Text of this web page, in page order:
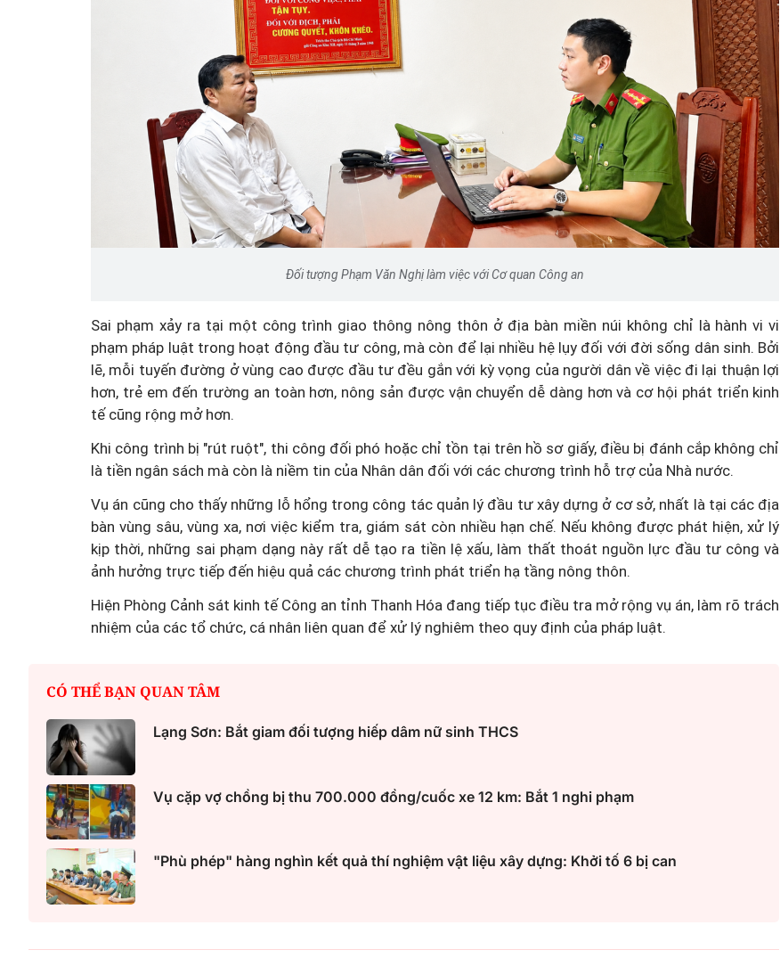
Đối tượng Phạm Văn Nghị làm việc với Cơ quan Công an
Sai phạm xảy ra tại một công trình giao thông nông thôn ở địa bàn miền núi không chỉ là hành vi vi
phạm pháp luật trong hoạt động đầu tư công, mà còn để lại nhiều hệ lụy đối với đời sống dân sinh. Bởi
lẽ, mỗi tuyến đường ở vùng cao được đầu tư đều gắn với kỳ vọng của người dân về việc đi lại thuận lợi
hơn, trẻ em đến trường an toàn hơn, nông sản được vận chuyển dễ dàng hơn và cơ hội phát triển kinh
tế cũng rộng mở hơn.
Khi công trình bị "rút ruột", thi công đối phó hoặc chỉ tồn tại trên hồ sơ giấy, điều bị đánh cắp không chỉ
là tiền ngân sách mà còn là niềm tin của Nhân dân đối với các chương trình hỗ trợ của Nhà nước.
Vụ án cũng cho thấy những lỗ hổng trong công tác quản lý đầu tư xây dựng ở cơ sở, nhất là tại các địa
bàn vùng sâu, vùng xa, nơi việc kiểm tra, giám sát còn nhiều hạn chế. Nếu không được phát hiện, xử lý
kịp thời, những sai phạm dạng này rất dễ tạo ra tiền lệ xấu, làm thất thoát nguồn lực đầu tư công và
ảnh hưởng trực tiếp đến hiệu quả các chương trình phát triển hạ tầng nông thôn.
Hiện Phòng Cảnh sát kinh tế Công an tỉnh Thanh Hóa đang tiếp tục điều tra mở rộng vụ án, làm rõ trách
nhiệm của các tổ chức, cá nhân liên quan để xử lý nghiêm theo quy định của pháp luật.
CÓ THỂ BẠN QUAN TÂM
Lạng Sơn: Bắt giam đối tượng hiếp dâm nữ sinh THCS
Vụ cặp vợ chồng bị thu 700.000 đồng/cuốc xe 12 km: Bắt 1 nghi phạm
"Phù phép" hàng nghìn kết quả thí nghiệm vật liệu xây dựng: Khởi tố 6 bị can
Luật An toàn thực phẩm sửa đổi
Podcast: Đi chợ, thanh toán,
điện tử